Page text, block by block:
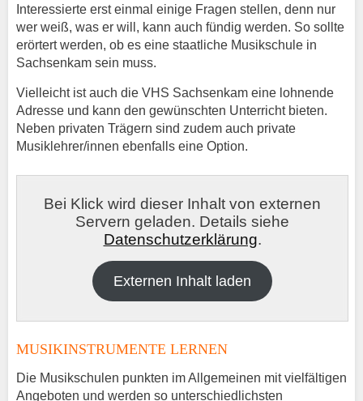
Interessierte erst einmal einige Fragen stellen, denn nur
wer weiß, was er will, kann auch fündig werden. So sollte
erörtert werden, ob es eine staatliche Musikschule in
Sachsenkam sein muss.
Vielleicht ist auch die VHS Sachsenkam eine lohnende
Adresse und kann den gewünschten Unterricht bieten.
Neben privaten Trägern sind zudem auch private
Musiklehrer/innen ebenfalls eine Option.
Bei Klick wird dieser Inhalt von externen
Servern geladen. Details siehe
Datenschutzerklärung.
Externen Inhalt laden
MUSIKINSTRUMENTE LERNEN
Die Musikschulen punkten im Allgemeinen mit vielfältigen
Angeboten und werden so unterschiedlichsten